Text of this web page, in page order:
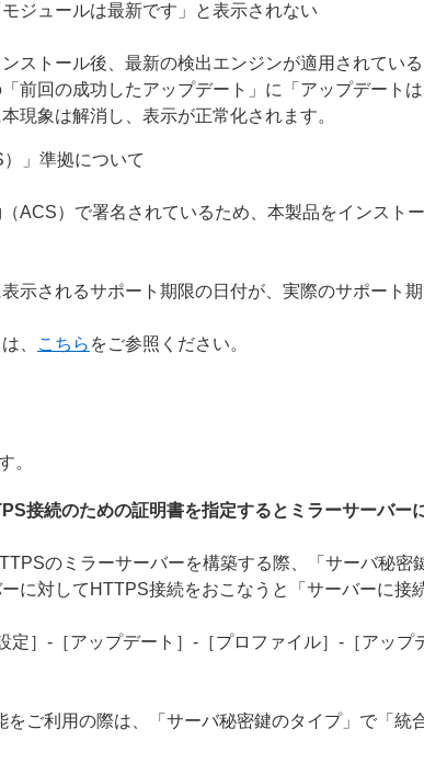
ジュールは最新です」と表示されない
ンストール後、最新の検出エンジンが適用されて
前回の成功したアップデート」に「アップデート
現象は解消し、表示が正常化されます。
」準拠について
ACS）で署名されているため、本製品をインスト
示されるサポート期限の日付が、実際のサポート
、 こちら をご参照ください。
。
接続のための証明書を指定するとミラーサーバー
のミラーサーバーを構築する際、「サーバ秘
に対してHTTPS接続をおこなうと「サーバーに接
定］-［アップデート］-［プロファイル］-［アッ
ご利用の際は、「サーバ秘密鍵のタイプ」で「統